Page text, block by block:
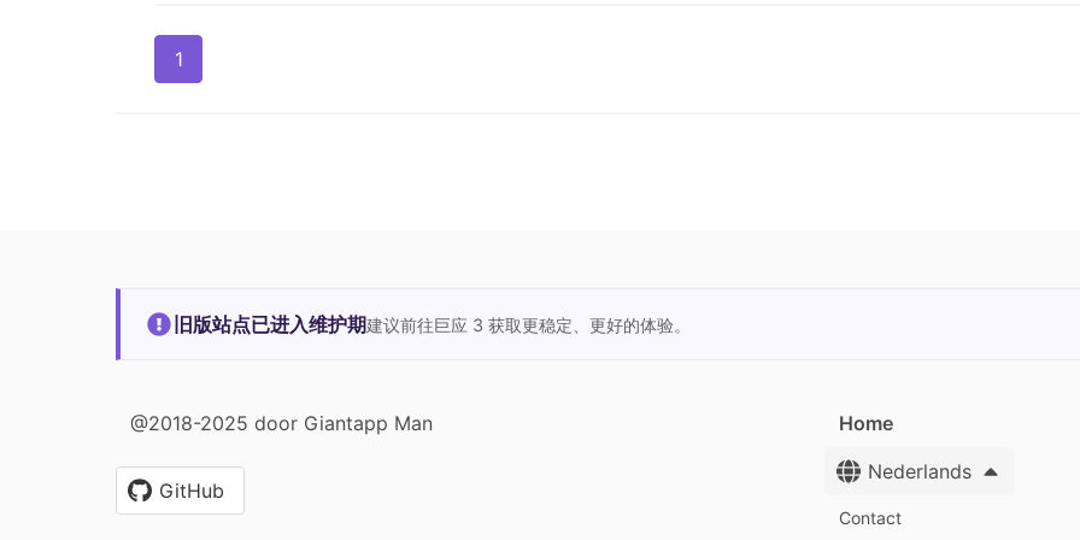
1
旧版站点已进入维护期建议前往巨应 3 获取更稳定、更好的体验。
@2018-2025 door Giantapp Man
GitHub
Home
Nederlands
Contact